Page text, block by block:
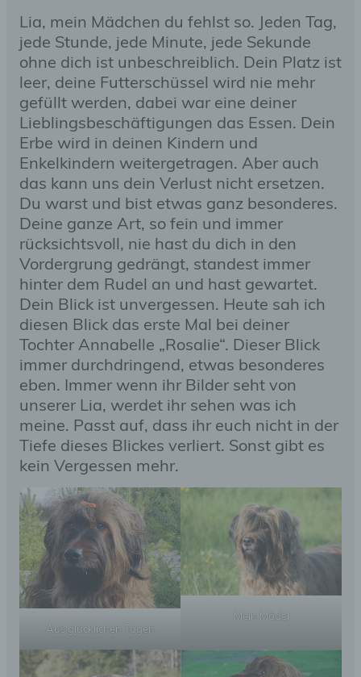
Lia, mein Mädchen du fehlst so. Jeden Tag,
jede Stunde, jede Minute, jede Sekunde
ohne dich ist unbeschreiblich. Dein Platz ist
leer, deine Futterschüssel wird nie mehr
gefüllt werden, dabei war eine deiner
Lieblingsbeschäftigungen das Essen. Dein
Erbe wird in deinen Kindern und
Enkelkindern weitergetragen. Aber auch
das kann uns dein Verlust nicht ersetzen.
Du warst und bist etwas ganz besonderes.
Deine ganze Art, so fein und immer
rücksichtsvoll, nie hast du dich in den
Vordergrung gedrängt, standest immer
hinter dem Rudel an und hast gewartet.
Dein Blick ist unvergessen. Heute sah ich
diesen Blick das erste Mal bei deiner
Tochter Annabelle „Rosalie“. Dieser Blick
immer durchdringend, etwas besonderes
eben. Immer wenn ihr Bilder seht von
unserer Lia, werdet ihr sehen was ich
meine. Passt auf, dass ihr euch nicht in der
Tiefe dieses Blickes verliert. Sonst gibt es
kein Vergessen mehr.
Aus glücklichen Tagen
Mein Mädel